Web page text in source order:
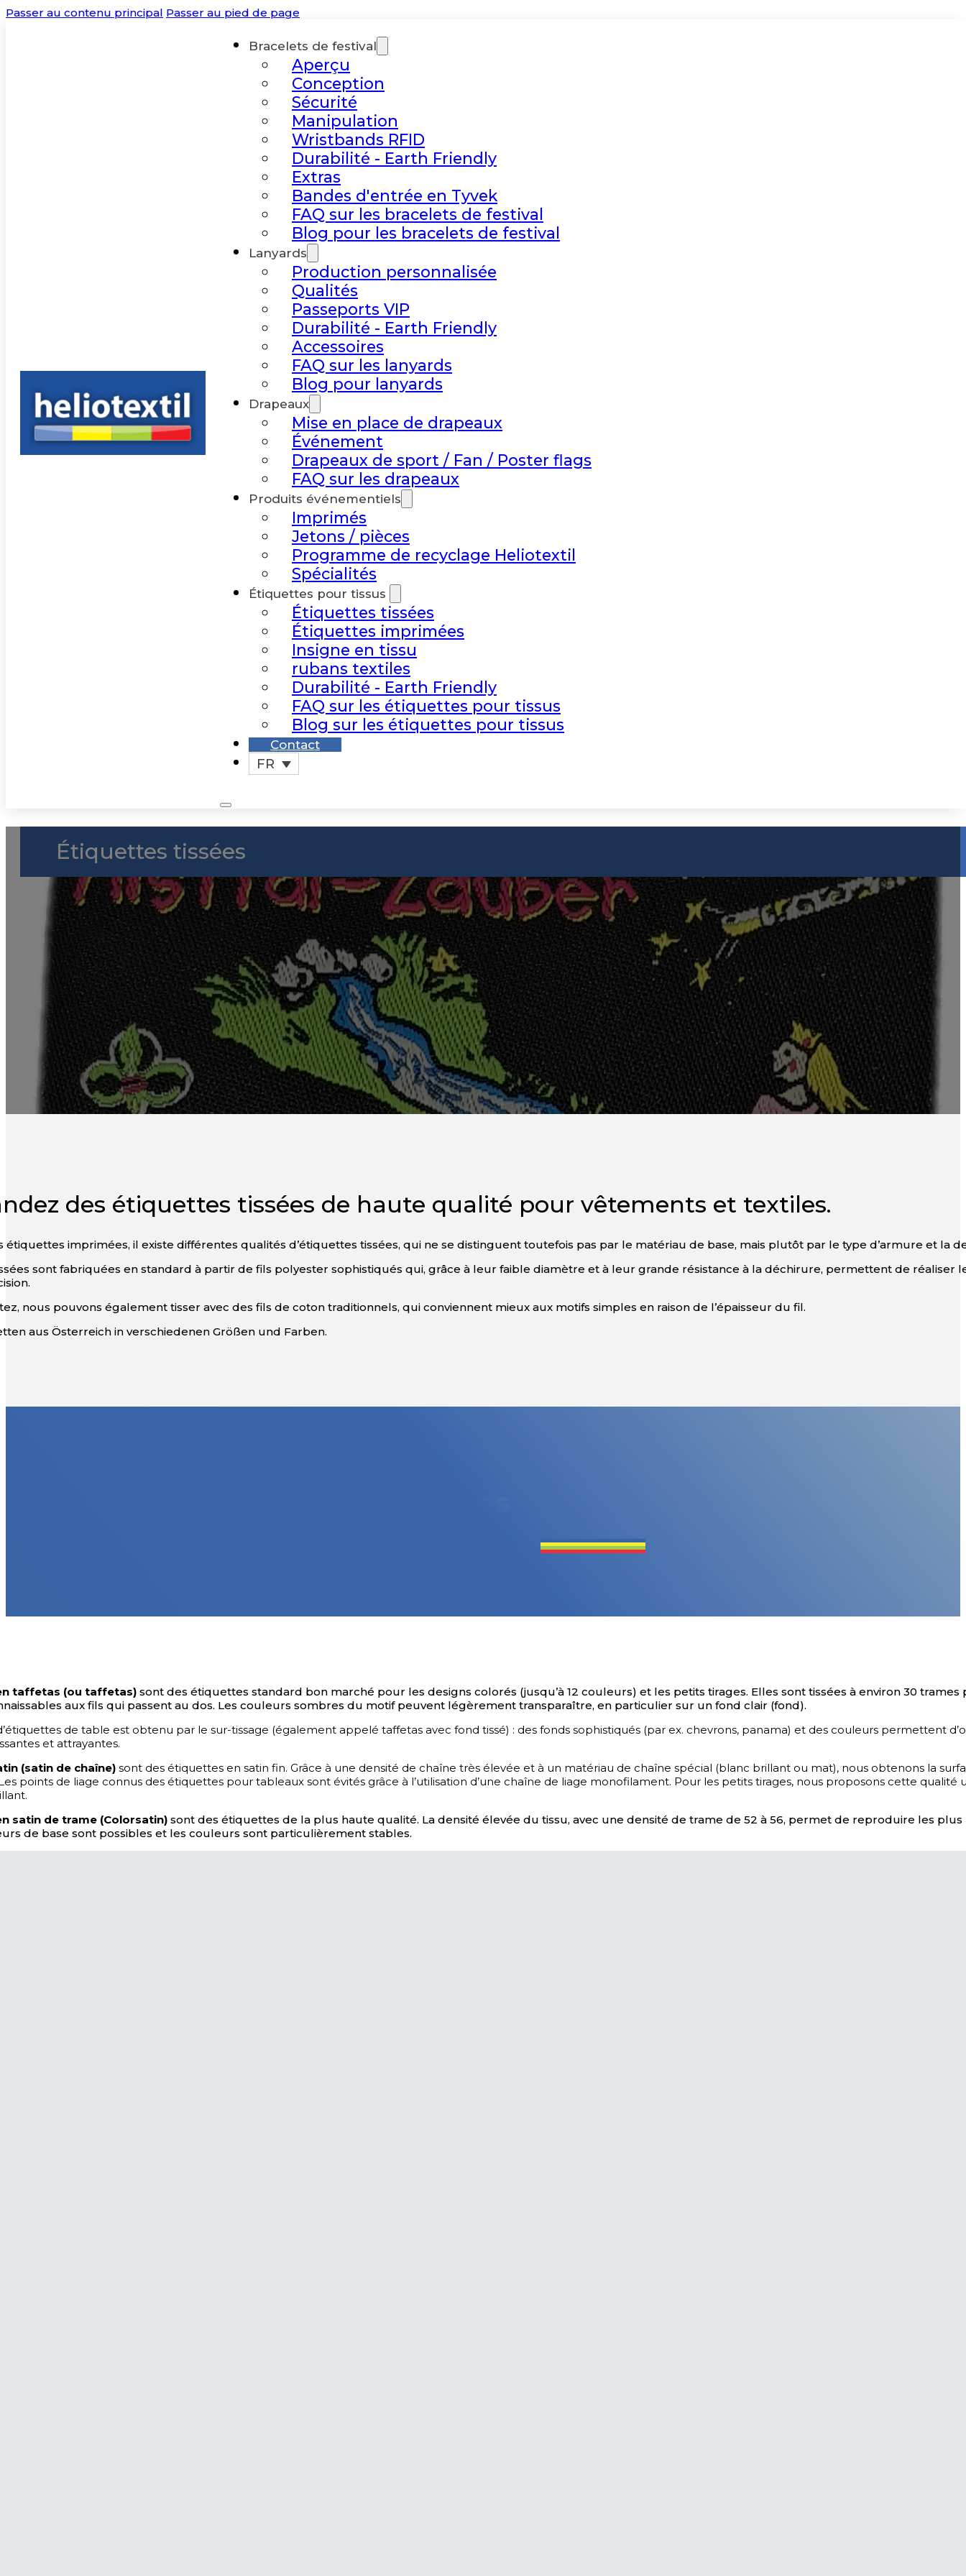
Passer au contenu principal Passer au pied de page
Bracelets de festival
Aperçu
Conception
Sécurité
Manipulation
Wristbands RFID
Durabilité - Earth Friendly
Extras
Bandes d'entrée en Tyvek
FAQ sur les bracelets de festival
Blog pour les bracelets de festival
Lanyards
Production personnalisée
Qualités
Passeports VIP
Durabilité - Earth Friendly
Accessoires
FAQ sur les lanyards
Blog pour lanyards
Drapeaux
Mise en place de drapeaux
Événement
Drapeaux de sport / Fan / Poster flags
FAQ sur les drapeaux
Produits événementiels
Imprimés
Jetons / pièces
Programme de recyclage Heliotextil
Spécialités
Étiquettes pour tissus
Étiquettes tissées
Étiquettes imprimées
Insigne en tissu
rubans textiles
Durabilité - Earth Friendly
FAQ sur les étiquettes pour tissus
Blog sur les étiquettes pour tissus
Contact
FR
Étiquettes tissées
des étiquettes tissées de haute qualité pour vêtements et textiles.
étiquettes imprimées, il existe différentes qualités d’étiquettes tissées, qui ne se distinguent toutefois pas par le matériau de base, mais plutôt par le type d’armure et la
sont fabriquées en standard à partir de fils polyester sophistiqués qui, grâce à leur faible diamètre et à leur grande résistance à la déchirure, permettent de réaliser
nous pouvons également tisser avec des fils de coton traditionnels, qui conviennent mieux aux motifs simples en raison de l’épaisseur du fil.
taffetas (ou taffetas) sont des étiquettes standard bon marché pour les designs colorés (jusqu’à 12 couleurs) et les petits tirages. Elles sont tissées à environ 30 trames
aux fils qui passent au dos. Les couleurs sombres du motif peuvent légèrement transparaître, en particulier sur un fond clair (fond).
de table est obtenu par le sur-tissage (également appelé taffetas avec fond tissé) : des fonds sophistiqués (par ex. chevrons, panama) et des couleurs permettent
et attrayantes.
(satin de chaîne) sont des étiquettes en satin fin. Grâce à une densité de chaîne très élevée et à un matériau de chaîne spécial (blanc brillant ou mat), nous obtenons la
points de liage connus des étiquettes pour tableaux sont évités grâce à l’utilisation d’une chaîne de liage monofilament. Pour les petits tirages, nous proposons cette qualité
satin de trame (Colorsatin) sont des étiquettes de la plus haute qualité. La densité élevée du tissu, avec une densité de trame de 52 à 56, permet de reproduire les plus
de base sont possibles et les couleurs sont particulièrement stables.